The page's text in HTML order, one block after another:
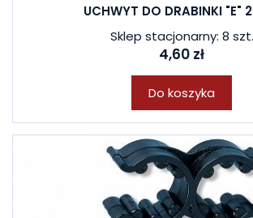
UCHWYT DO DRABINKI "E"
Sklep stacjonarny: 8 szt.
4,60 zł
Do koszyka